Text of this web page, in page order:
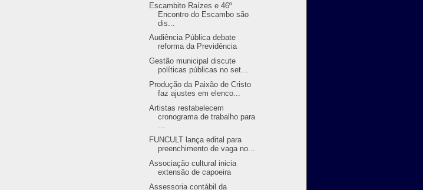
Escambito Raízes e 46º
Encontro do Escambo são
dis...
Audiência Pública debate
reforma da Previdência
Gestão municipal discute
políticas públicas no set...
Produção da Paixão de Cristo
faz ajustes em elenco...
Artistas restabelecem
cronograma de trabalho para
FUNCULT lança edital para
preenchimento de vaga no...
Associação cultural inicia
extensão de capoeira
Assessoria contábil da